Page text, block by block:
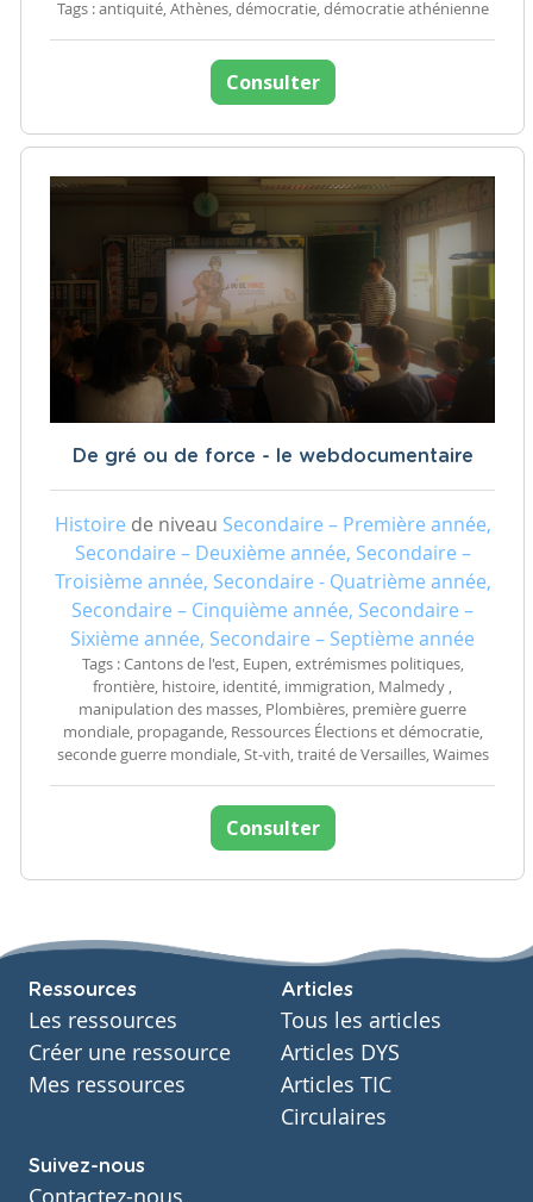
Tags : antiquité, Athènes, démocratie, démocratie athénienne
Consulter
De gré ou de force - le webdocumentaire
Histoire de niveau Secondaire – Première année,
Secondaire – Deuxième année, Secondaire –
Troisième année, Secondaire - Quatrième année,
Secondaire – Cinquième année, Secondaire –
Sixième année, Secondaire – Septième année
Tags : Cantons de l'est, Eupen, extrémismes politiques,
frontière, histoire, identité, immigration, Malmedy ,
manipulation des masses, Plombières, première guerre
mondiale, propagande, Ressources Élections et démocratie,
seconde guerre mondiale, St-vith, traité de Versailles, Waimes
Consulter
Ressources
Les ressources
Créer une ressource
Mes ressources
Articles
Tous les articles
Articles DYS
Articles TIC
Circulaires
Suivez-nous